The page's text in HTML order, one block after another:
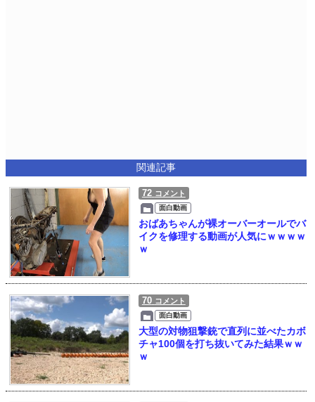
関連記事
72 コメント
面白動画
おばあちゃんが裸オーバーオールでバ
イクを修理する動画が人気にｗｗｗｗ
ｗ
70 コメント
面白動画
大型の対物狙撃銃で直列に並べたカボ
チャ100個を打ち抜いてみた結果ｗｗ
ｗ